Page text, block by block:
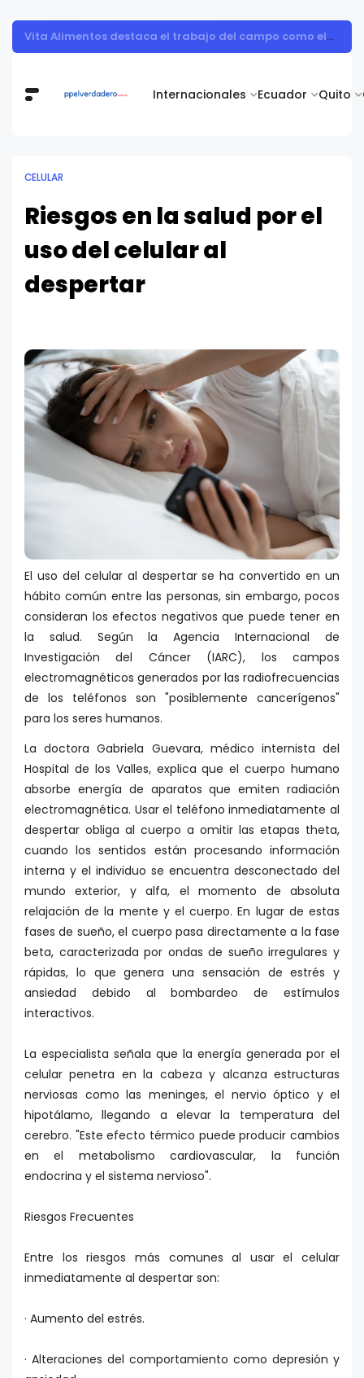
Internacionales Ecuador Quito
Muestra de arte contemporáneo reunió a cuerpo diplomático y artistas nacionales en la Academia Diplomática Galo Plaza
CELULAR
Riesgos en la salud por el
uso del celular al
despertar
El uso del celular al despertar se ha convertido en un
hábito común entre las personas, sin embargo, pocos
consideran los efectos negativos que puede tener en
la salud. Según la Agencia Internacional de
Investigación del Cáncer (IARC), los campos
electromagnéticos generados por las radiofrecuencias
de los teléfonos son "posiblemente cancerígenos"
para los seres humanos.
La doctora Gabriela Guevara, médico internista del
Hospital de los Valles, explica que el cuerpo humano
absorbe energía de aparatos que emiten radiación
electromagnética. Usar el teléfono inmediatamente al
despertar obliga al cuerpo a omitir las etapas theta,
cuando los sentidos están procesando información
interna y el individuo se encuentra desconectado del
mundo exterior, y alfa, el momento de absoluta
relajación de la mente y el cuerpo. En lugar de estas
fases de sueño, el cuerpo pasa directamente a la fase
beta, caracterizada por ondas de sueño irregulares y
rápidas, lo que genera una sensación de estrés y
ansiedad debido al bombardeo de estímulos
interactivos.
La especialista señala que la energía generada por el
celular penetra en la cabeza y alcanza estructuras
nerviosas como las meninges, el nervio óptico y el
hipotálamo, llegando a elevar la temperatura del
cerebro. "Este efecto térmico puede producir cambios
en el metabolismo cardiovascular, la función
endocrina y el sistema nervioso".
Riesgos Frecuentes
Entre los riesgos más comunes al usar el celular
inmediatamente al despertar son:
· Aumento del estrés.
· Alteraciones del comportamiento como depresión y